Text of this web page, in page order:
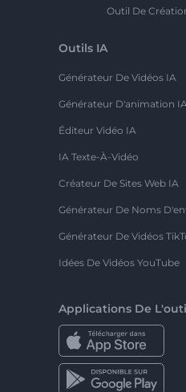
Outil De
Outils IA
Générateur De Vidéos IA
Générateur D'animation
Éditeur Vidéo IA
IA Texte-À-Vidéo
Créateur De Sites Web IA
Générateur De Noms
Générateur De Vidéos
Idées De Vidéos YouTube
Applications De